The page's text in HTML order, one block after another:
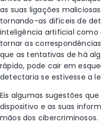
as suas ligações
tornando-as difíceis de
inteligência artificial como
tornar as
que as tentativas de há
rápido, pode cair em
detectaria se estivesse a
Eis algumas sugestões
dispositivo e as suas
mãos dos cibercriminosos.